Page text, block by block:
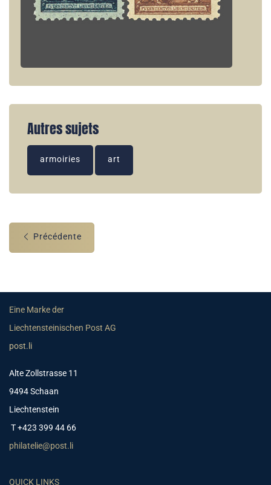
Autres sujets
armoiries art
Précédente
Eine Marke der
Liechtensteinischen Post AG
post.li
Alte Zollstrasse 11
9494 Schaan
Liechtenstein
T +423 399 44 66
philatelie@post.li
QUICK LINKS